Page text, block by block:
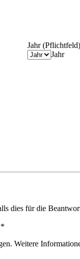
Jahr(Pflichtfeld)
Jahr
dies für die
*
Weitere